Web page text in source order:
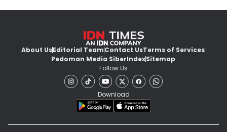
About UsEditorial TeamContact UsTerms of Services
Pedoman Media SiberIndexSitemap
Follow Us
Download